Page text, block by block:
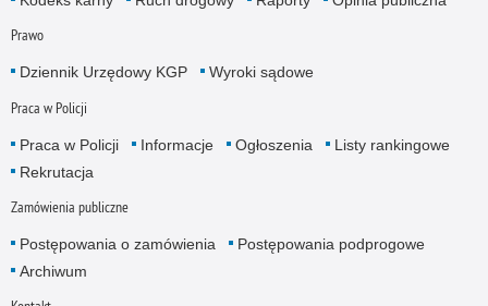
Prawo
Dziennik Urzędowy KGP Wyroki sądowe
Praca w Policji
Praca w Policji Informacje Ogłoszenia
Listy rankingowe
Rekrutacja
Zamówienia publiczne
Postępowania o zamówienia
Postępowania podprogowe
Archiwum